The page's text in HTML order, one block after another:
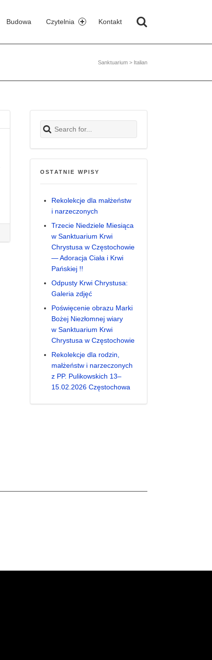
Budowa Czytelnia Kontakt
Sanktuarium > Italian
Search for:
OSTATNIE WPISY
Rekolekcje dla małżeństw
i narzeczonych
Trzecie Niedziele Miesiąca
w Sanktuarium Krwi
Chrystusa w Częstochowie
— Adoracja Ciała i Krwi
Pańskiej !!
Odpusty Krwi Chrystusa:
Galeria zdjęć
Poświęcenie obrazu Marki
Bożej Niezłomnej wiary
w Sanktuarium Krwi
Chrystusa w Częstochowie
Rekolekcje dla rodzin,
małżeństw i narzeczonych
z PP. Pulikowskich 13–
15.02.2026 Częstochowa